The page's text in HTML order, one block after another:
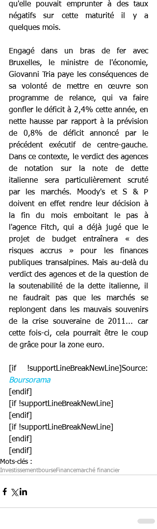
qu'elle pouvait emprunter à des taux
négatifs sur cette maturité il y a
quelques mois.
Engagé dans un bras de fer avec
Bruxelles, le ministre de l'économie,
Giovanni Tria paye les conséquences de
sa volonté de mettre en œuvre son
programme de relance, qui va faire
gonfler le déficit à 2,4% cette année, en
nette hausse par rapport à la prévision
de 0,8% de déficit annoncé par le
précédent exécutif de centre-gauche.
Dans ce contexte, le verdict des agences
de notation sur la note de dette
italienne sera particulièrement scruté
par les marchés. Moody's et S & P
doivent en effet rendre leur décision à
la fin du mois emboitant le pas à
l'agence Fitch, qui a déjà jugé que le
projet de budget entraînera « des
risques accrus » pour les finances
publiques transalpines. Mais au-delà du
verdict des agences et de la question de
la soutenabilité de la dette italienne, il
ne faudrait pas que les marchés se
replongent dans les mauvais souvenirs
de la crise souveraine de 2011... car
cette fois-ci, cela pourrait être le coup
de grâce pour la zone euro.
Boursorama
[endif]
[if !supportLineBreakNewLine]
[endif]
[if !supportLineBreakNewLine]
[endif]
[endif]
Mots-clés :
InvestissementbourseFinancemarché financier